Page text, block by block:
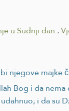
u Sudnji dan .
njegove
Bog i da
i da su